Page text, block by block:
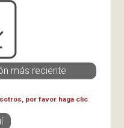
más reciente
por favor haga clic